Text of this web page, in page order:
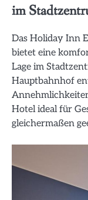
im
Das Holiday Inn
bietet eine
Lage im
Hauptbahnhof
Hotel ideal für
gleichermaßen